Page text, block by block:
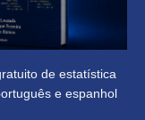
de estatística
e espanhol